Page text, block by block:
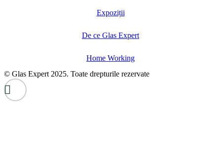
Expoziții
De ce Glas Expert
Home Working
© Glas Expert 2025. Toate drepturile rezervate